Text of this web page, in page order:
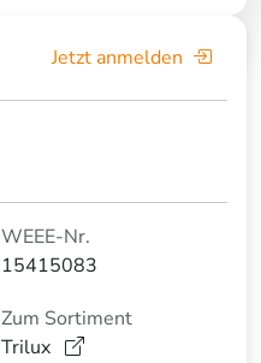
Jetzt anmelden
WEEE-Nr.
15415083
Zum Sortiment
Trilux